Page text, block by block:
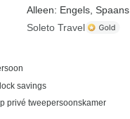
Alleen: Engels, Spaans
Soleto Travel
savings
privé tweepersoonskamer